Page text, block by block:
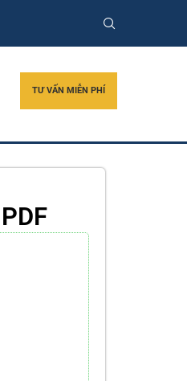
TƯ VẤN MIỄN PHÍ